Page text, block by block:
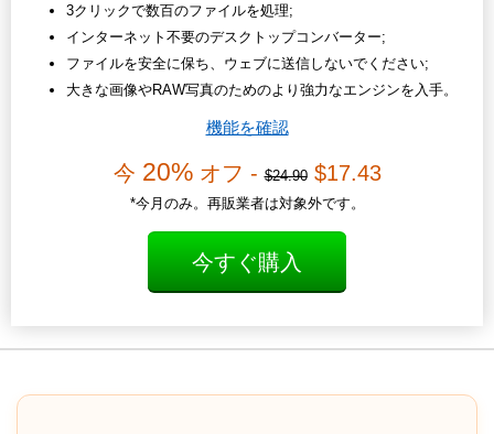
3クリックで数百のファイルを処理;
インターネット不要のデスクトップコンバーター;
ファイルを安全に保ち、ウェブに送信しないでください;
大きな画像やRAW写真のためのより強力なエンジンを入手。
機能を確認
今 20%オフ -$24.90$17.43
*今月のみ。再販業者は対象外です。
今すぐ購入